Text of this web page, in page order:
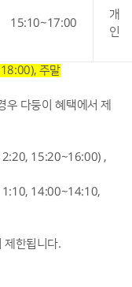
15:10~17:00
개
인
주말
다둥이 혜택에서 제
15:20~16:00) ,
14:00~14:10,
제한됩니다.